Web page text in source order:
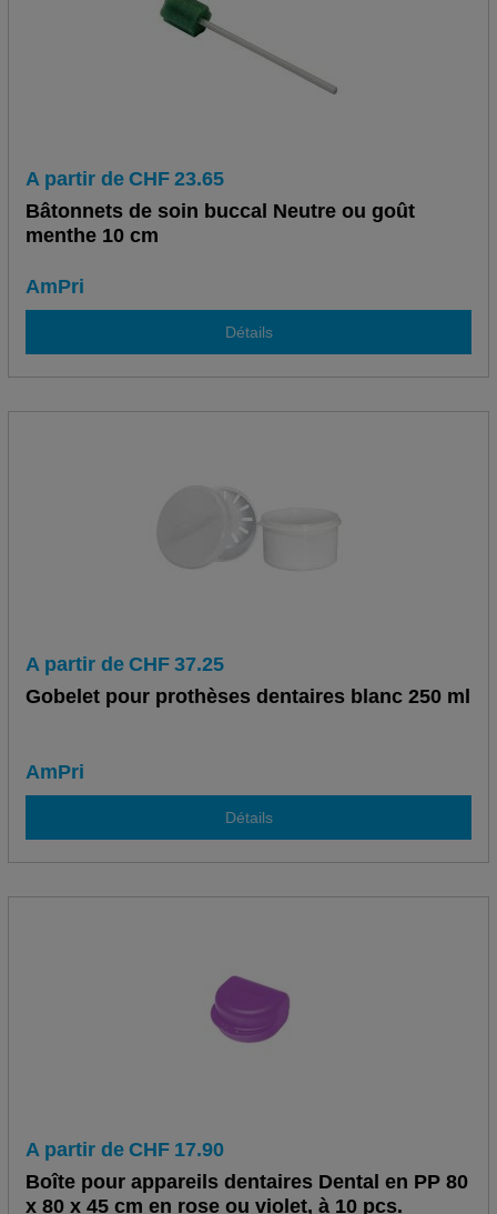
A partir de CHF 23.65
Bâtonnets de soin buccal Neutre ou goût
menthe 10 cm
AmPri
Détails
A partir de CHF 37.25
Gobelet pour prothèses dentaires blanc 250 ml
AmPri
Détails
A partir de CHF 17.90
Boîte pour appareils dentaires Dental en PP 80
x 80 x 45 cm en rose ou violet, à 10 pcs.